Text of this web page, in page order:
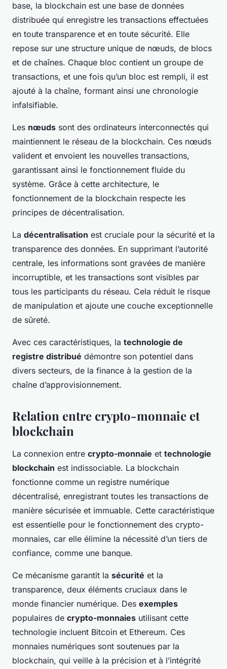
base, la blockchain est une base de données
distribuée qui enregistre les transactions effectuées
en toute transparence et en toute sécurité. Elle
repose sur une structure unique de nœuds, de blocs
et de chaînes. Chaque bloc contient un groupe de
transactions, et une fois qu’un bloc est rempli, il est
ajouté à la chaîne, formant ainsi une chronologie
infalsifiable.
Les nœuds sont des ordinateurs interconnectés qui
maintiennent le réseau de la blockchain. Ces nœuds
valident et envoient les nouvelles transactions,
garantissant ainsi le fonctionnement fluide du
système. Grâce à cette architecture, le
fonctionnement de la blockchain respecte les
principes de décentralisation.
La décentralisation est cruciale pour la sécurité et la
transparence des données. En supprimant l’autorité
centrale, les informations sont gravées de manière
incorruptible, et les transactions sont visibles par
tous les participants du réseau. Cela réduit le risque
de manipulation et ajoute une couche exceptionnelle
de sûreté.
Avec ces caractéristiques, la technologie de
registre distribué démontre son potentiel dans
divers secteurs, de la finance à la gestion de la
chaîne d’approvisionnement.
Relation entre crypto-monnaie et
blockchain
La connexion entre crypto-monnaie et technologie
blockchain est indissociable. La blockchain
fonctionne comme un registre numérique
décentralisé, enregistrant toutes les transactions de
manière sécurisée et immuable. Cette caractéristique
est essentielle pour le fonctionnement des crypto-
monnaies, car elle élimine la nécessité d’un tiers de
confiance, comme une banque.
Ce mécanisme garantit la sécurité et la
transparence, deux éléments cruciaux dans le
monde financier numérique. Des exemples
populaires de crypto-monnaies utilisant cette
technologie incluent Bitcoin et Ethereum. Ces
monnaies numériques sont soutenues par la
blockchain, qui veille à la précision et à l’intégrité